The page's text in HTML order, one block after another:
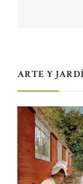
ARTE Y